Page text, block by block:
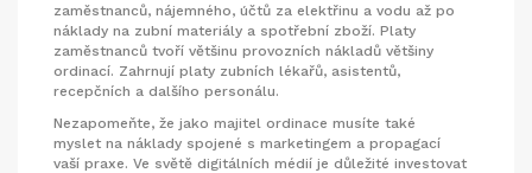
zaměstnanců, nájemného, účtů za elektřinu a vodu až po
náklady na zubní materiály a spotřební zboží. Platy
zaměstnanců tvoří většinu provozních nákladů většiny
ordinací. Zahrnují platy zubních lékařů, asistentů,
recepčních a dalšího personálu.
Nezapomeňte, že jako majitel ordinace musíte také
myslet na náklady spojené s marketingem a propagací
vaší praxe. Ve světě digitálních médií je důležité investovat